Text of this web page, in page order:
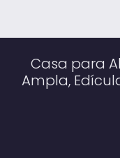
Casa para
Ampla,